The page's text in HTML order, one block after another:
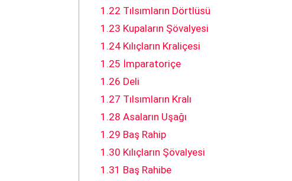
1.22 Tılsımların Dörtlüsü
1.23 Kupaların Şövalyesi
1.24Kılıçların Kraliçesi
1.25 İmparatoriçe
1.26 Deli
1.27 Tılsımların Kralı
1.28 Asaların Uşağı
1.29 Baş Rahip
1.30 Kılıçların Şövalyesi
1.31 Baş Rahibe